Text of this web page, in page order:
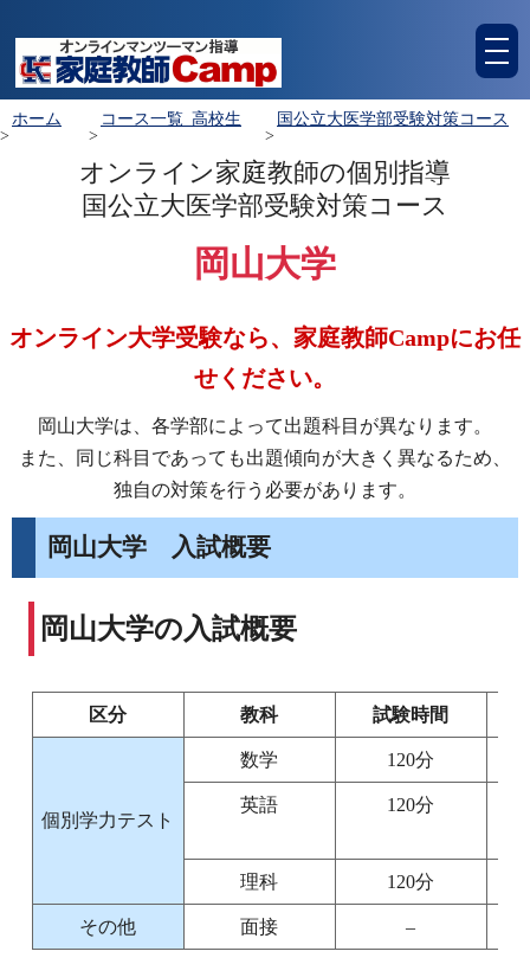
ホーム
>
コース一覧_高校生
>
国公立大医学部受験対策コース
>
オンライン家庭教師の個別指導
国公立大医学部受験対策コース
岡山大学
オンライン大学受験なら、家庭教師Campにお任
せください。
岡山大学は、各学部によって出題科目が異なります。
また、同じ科目であっても出題傾向が大きく異なるため、
独自の対策を行う必要があります。
岡山大学 入試概要
岡山大学の入試概要
区分 教科 試験時間
個別学力テスト
数学 120分
英語 120分
理科 120分
その他 面接 –